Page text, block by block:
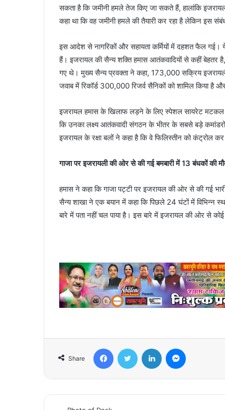
सकता है कि जमीनी हमले तेज किए जा सकते हैं, हालांकि
कहा था कि वह जमीनी हमले की तैयारी कर रहा है लेकिन इस
इस आदेश से नागरिकों और सहायता कर्मियों में दहशत फैल गई।
हैं। इजरायल की सैन्य शक्ति हमास आतंकवादियों से कहीं
गए थे। मुख्य सैन्य प्रवक्ता ने कहा, 173,000 सक्रिय
जवाब में रिकॉर्ड 300,000 रिजर्व सैनिकों को शामिल किया
इजरायल हमास के खिलाफ लड़ने के लिए स्पेशल सायरेट मटकल
कि उनका लक्ष्य आतंकवादी संगठन के भीतर के सबसे बड़े
इजरायल के रक्षा बलों ने कहा है कि वे फिलिस्तीन को कंट्रोल
गाजा पर इजरायली की ओर से की गई बमबारी में 13 बंधकों की
हमास ने कहा कि गाजा पट्टी पर इजरायल की ओर से की गई
सैन्य शाखा ने एक बयान में कहा कि पिछले 24 घंटों में विभिन्न
बारे में पता नहीं चल पाया है। इस बारे में इजरायल की ओर से कोई
Share